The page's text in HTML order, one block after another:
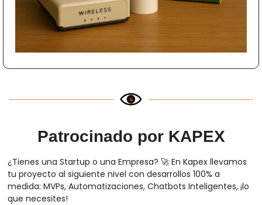
Patrocinado por KAPEX
¿Tienes una Startup o una Empresa? 🚀 En Kapex llevamos
tu proyecto al siguiente nivel con desarrollos 100% a
medida: MVPs, Automatizaciones, Chatbots Inteligentes, ¡lo
que necesites!